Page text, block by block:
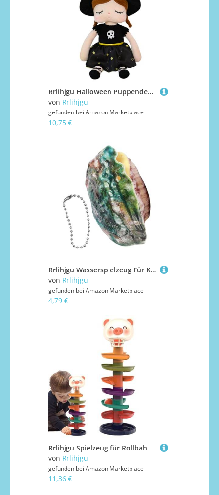
Rrlihjgu Halloween Puppendekoration - Süße Stoffpuppe Mädchen | Weiche Figuren Für Kinder Zuhause Reise Indoor Spielzeit Dekoration
von Rrlihjgu
gefunden bei Amazon Marketplace
10,75 €
Rrlihjgu Wasserspielzeug Für Kinder | Pool Muschel Sprühnebel Scherzspaß Wasserspielzeug - Sprühgerät Für Garten Party Badewanne Dusche Mädchen Freunde Hinterhof Kleinkinder Outdoor
von Rrlihjgu
gefunden bei Amazon Marketplace
4,79 €
Rrlihjgu Spielzeug für Rollbahnen, Spielzeug für Kinder mit Kugelrampe, stapelbares Ballspielzeug, Gleitkugelspielzeug für Kinder von 1 bis 3 Jahren, Schiene
von Rrlihjgu
gefunden bei Amazon Marketplace
11,36 €